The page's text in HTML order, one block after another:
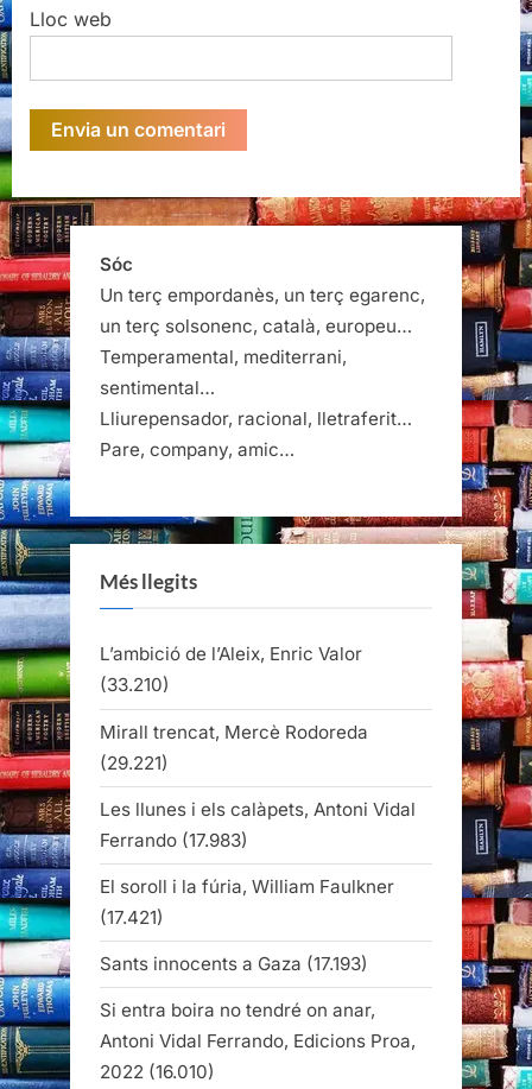
Lloc web
Sóc
Un terç empordanès, un terç egarenc,
un terç solsonenc, català, europeu…
Temperamental, mediterrani,
sentimental…
Lliurepensador, racional, lletraferit…
Pare, company, amic…
Més llegits
L’ambició de l’Aleix, Enric Valor
(33.210)
Mirall trencat, Mercè Rodoreda
(29.221)
Les llunes i els calàpets, Antoni Vidal
Ferrando (17.983)
El soroll i la fúria, William Faulkner
(17.421)
Sants innocents a Gaza (17.193)
Si entra boira no tendré on anar,
Antoni Vidal Ferrando, Edicions Proa,
2022 (16.010)